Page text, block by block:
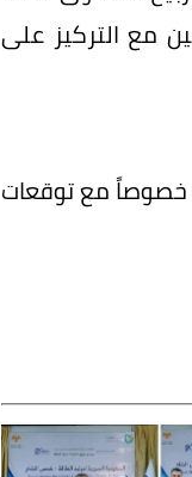
مع التركيز على
خصوصاً مع توقعات